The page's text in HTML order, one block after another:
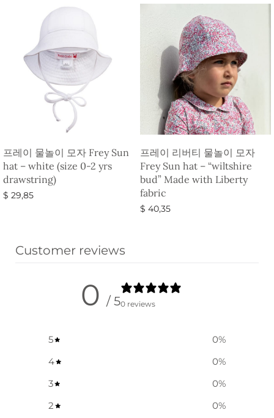
프레이 물놀이 모자 Frey Sun
hat – white (size 0-2 yrs
drawstring)
$ 29,85
프레이 리버티 물놀이 모자
Frey Sun hat – “wiltshire
bud” Made with Liberty
fabric
$ 40,35
Customer reviews
0 / 50 reviews
5 0%
4
0%
3
0%
2
0%